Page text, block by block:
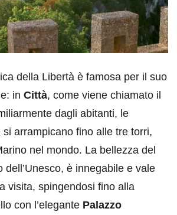
della Libertà è famosa per il suo
in Città, come viene chiamato il
dagli abitanti, le
arrampicano fino alle tre torri,
nel mondo. La bellezza del
dell’Unesco, è innegabile e vale
visita, spingendosi fino alla
con l’elegante Palazzo